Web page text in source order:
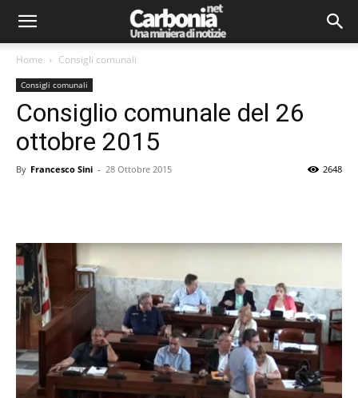
Home Consigli comunali
Consigli comunali
Consiglio comunale del 26
ottobre 2015
By Francesco Sini - 28 Ottobre 2015 2648